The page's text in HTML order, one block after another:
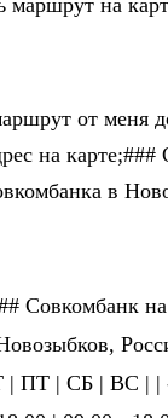
от меня
на карте;###
в
Совкомбанк
ПТ | СБ | ВС | |